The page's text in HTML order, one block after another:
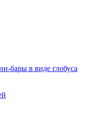
бары в виде глобуса